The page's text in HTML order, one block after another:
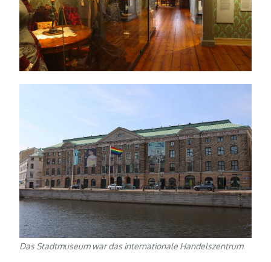
Das Stadtmuseum war das internationale Handelszentrum